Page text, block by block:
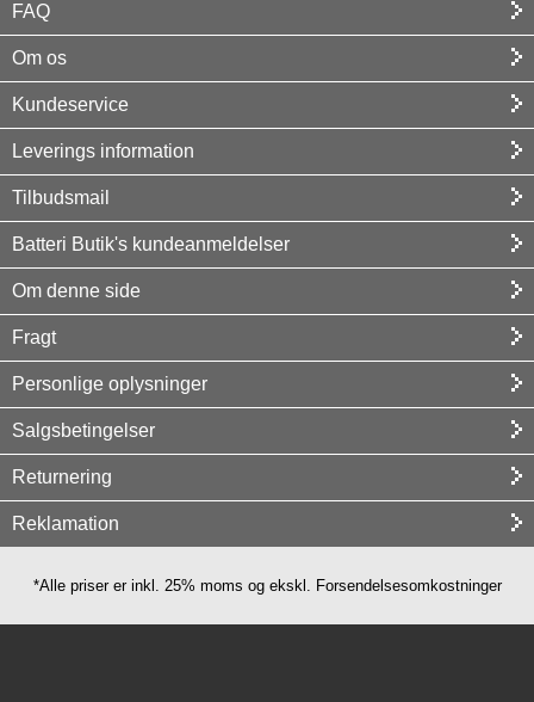
FAQ
Om os
Kundeservice
Leverings information
Tilbudsmail
Batteri Butik's kundeanmeldelser
Om denne side
Fragt
Personlige oplysninger
Salgsbetingelser
Returnering
Reklamation
*Alle priser er inkl. 25% moms og ekskl. Forsendelsesomkostninger